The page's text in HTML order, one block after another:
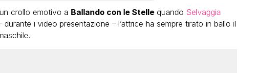
crollo emotivo a Ballando con le Stellequando Selvaggia
durante i video presentazione – l’attrice ha sempre tirato in ballo il